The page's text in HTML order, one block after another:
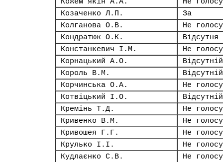
Козаченко Л.П.
За
Колганова О.В.
Не
Кондратюк О.К.
Відсутня
Констанкевич І.М.
Не
Корнацький А.О.
Відсутній
Король В.М.
Відсутній
Корчинська О.А.
Не
Котвіцький І.О.
Відсутній
Кремінь Т.Д.
Не
Кривенко В.М.
Не
Кривошея Г.Г.
Не
Крулько І.І.
Не
Кудлаєнко С.В.
Не